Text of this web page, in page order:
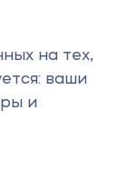
на тех,
ваши
и